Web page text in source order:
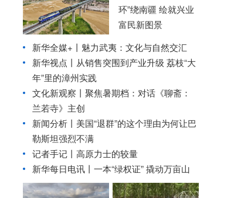
环”绕南疆 绘就兴业
富民新图景
新华全媒+丨 魅力武夷：文化与自然交汇
新华视点丨
从销售突围到产业升级 荔枝“大
年”里的漳州实践
文化新观察丨 聚焦暑期档：对话《聊斋：
兰若寺》主创
新闻分析丨美国“退群”的这个理由为何让巴
勒斯坦强烈不满
记者手记丨高原力士的较量
新华每日电讯丨 一本“绿权证” 撬动万亩山